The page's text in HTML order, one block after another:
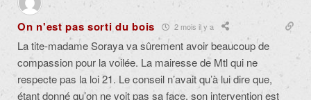
On n'est pas sorti du bois 2 mois il y a
La tite-madame Soraya va sûrement avoir beaucoup de
compassion pour la voilée. La mairesse de Mtl qui ne
respecte pas la loi 21. Le conseil n’avait qu’à lui dire que,
étant donné qu’on ne voit pas sa face, son intervention est